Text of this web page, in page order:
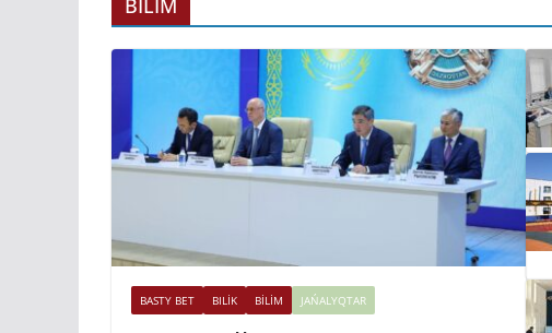
BASTY BET BILİK BİLİM JAŃALYQTAR
ДАМЫТУДЫҢ 2035
ЖЫЛҒА ДЕЙІНГІ
ЖОСПАРЫ
31.07.2026 taraz24kz_news